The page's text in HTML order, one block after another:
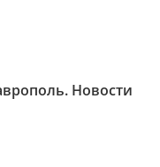
Новости